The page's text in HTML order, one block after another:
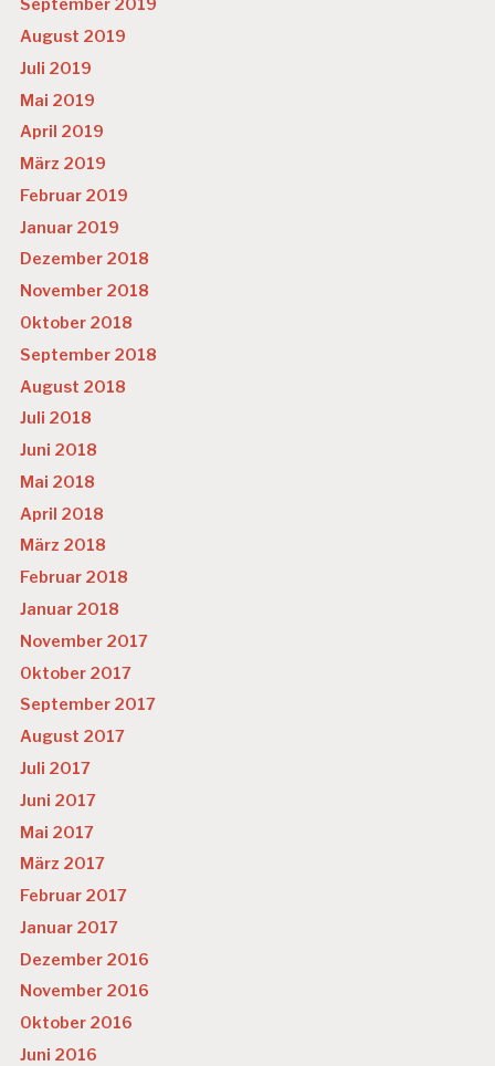
September 2019
August 2019
Juli 2019
Mai 2019
April 2019
März 2019
Februar 2019
Januar 2019
Dezember 2018
November 2018
Oktober 2018
September 2018
August 2018
Juli 2018
Juni 2018
Mai 2018
April 2018
März 2018
Februar 2018
Januar 2018
November 2017
Oktober 2017
September 2017
August 2017
Juli 2017
Juni 2017
Mai 2017
März 2017
Februar 2017
Januar 2017
Dezember 2016
November 2016
Oktober 2016
Juni 2016